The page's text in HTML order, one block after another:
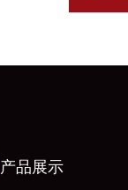
产品展示